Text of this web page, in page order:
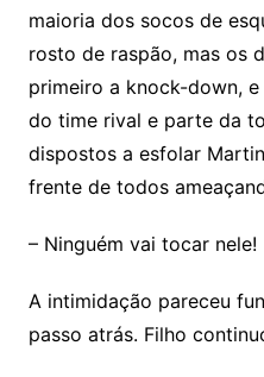
maioria dos socos de
rosto de raspão, mas os
primeiro a knock-down,
do time rival e parte da
dispostos a esfolar
frente de todos
– Ninguém vai tocar nele!
A intimidação pareceu
passo atrás. Filho